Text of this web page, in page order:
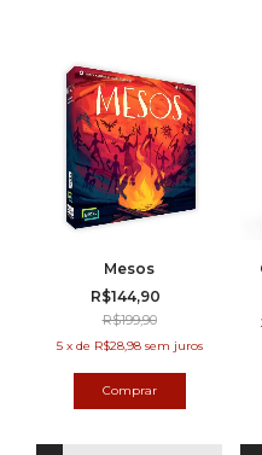
Mesos
R$144,90
R$199,90
5 x de R$28,98 sem juros